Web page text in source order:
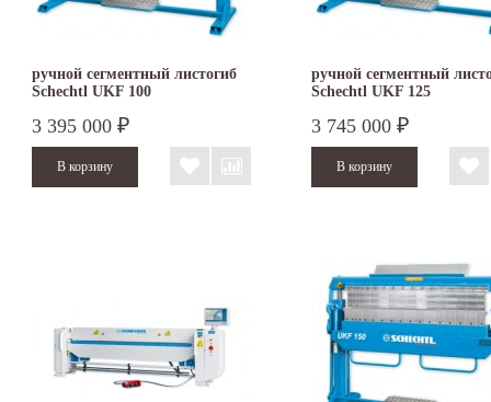
ручной сегментный листогиб
Schechtl UKF 100
3 395 000 ₽
ручной сегментный
Schechtl UKF 125
3 745 000 ₽